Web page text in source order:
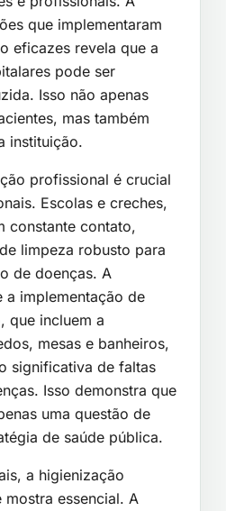
que implementaram
eficazes revela que a
pode ser
Isso não apenas
mas também
instituição.
profissional é crucial
Escolas e creches,
constante contato,
limpeza robusto para
de doenças. A
a implementação de
que incluem a
mesas e banheiros,
significativa de faltas
Isso demonstra que
uma questão de
de saúde pública.
a higienização
essencial. A